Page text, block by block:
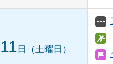
11 日（土曜日）